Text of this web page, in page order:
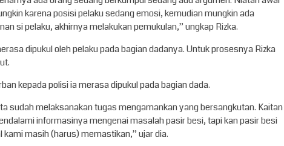
karena posisi pelaku sedang emosi, kemudian mungkin ada
si pelaku, akhirnya melakukan pemukulan,” ungkap Rizka.
dipukul oleh pelaku pada bagian dadanya. Untuk prosesnya Rizka
kepada polisi ia merasa dipukul pada bagian dada.
sudah melaksanakan tugas mengamankan yang bersangkutan. Kaitan
informasinya mengenai masalah pasir besi, tapi kan pasir besi
kami masih (harus) memastikan,” ujar dia.